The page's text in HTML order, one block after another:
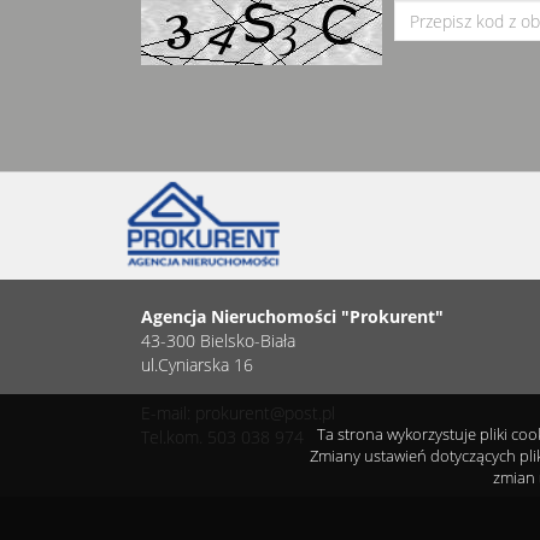
Agencja Nieruchomości "Prokurent"
43-300 Bielsko-Biała
ul.Cyniarska 16
E-mail: prokurent@post.pl
Tel.kom. 503 038 974
Ta strona wykorzystuje pliki
Zmiany ustawień dotyczących
zmian